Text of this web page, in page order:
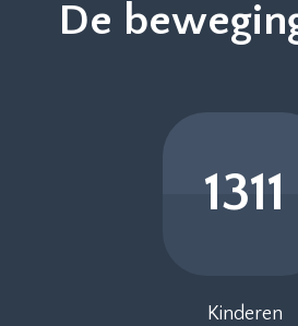
De
1311
Kinderen